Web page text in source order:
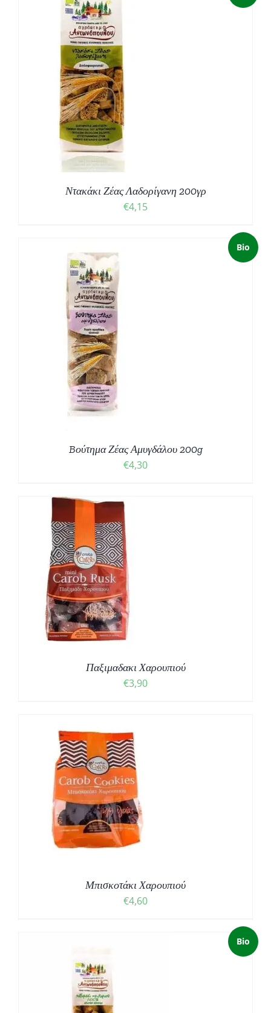
Ντακάκι Ζέας Λαδορίγανη 200γρ
€4,15
Bio
Bούτημα Ζέας Αμυγδάλου 200g
€4,30
Παξιμαδακι Χαρουπιού
€3,90
Μπισκοτάκι Χαρουπιού
€4,60
Bio